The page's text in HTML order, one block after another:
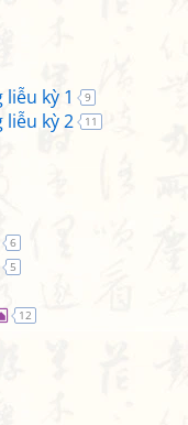
kỳ 1 9
liễu kỳ 2 11
6
5
12